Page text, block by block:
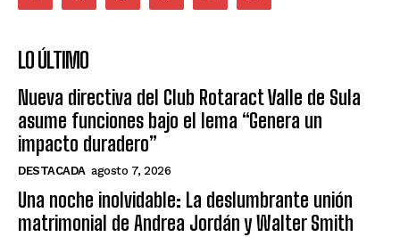
LO ÚLTIMO
Nueva directiva del Club Rotaract Valle de Sula
asume funciones bajo el lema “Genera un
impacto duradero”
DESTACADA agosto 7, 2026
Una noche inolvidable: La deslumbrante unión
matrimonial de Andrea Jordán y Walter Smith